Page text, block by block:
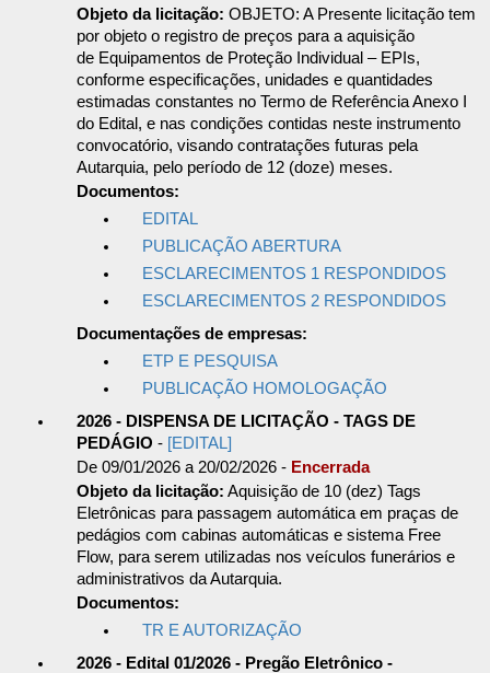
Objeto da licitação: OBJETO: A Presente licitação tem
por objeto o registro de preços para a aquisição
de Equipamentos de Proteção Individual – EPIs,
conforme especificações, unidades e quantidades
estimadas constantes no Termo de Referência Anexo I
do Edital, e nas condições contidas neste instrumento
convocatório, visando contratações futuras pela
Autarquia, pelo período de 12 (doze) meses.
Documentos:
EDITAL
PUBLICAÇÃO ABERTURA
ESCLARECIMENTOS 1 RESPONDIDOS
ESCLARECIMENTOS 2 RESPONDIDOS
Documentações de empresas:
ETP E PESQUISA
PUBLICAÇÃO HOMOLOGAÇÃO
2026 - DISPENSA DE LICITAÇÃO - TAGS DE
PEDÁGIO - [EDITAL]
De 09/01/2026 a 20/02/2026 - Encerrada
Objeto da licitação: Aquisição de 10 (dez) Tags
Eletrônicas para passagem automática em praças de
pedágios com cabinas automáticas e sistema Free
Flow, para serem utilizadas nos veículos funerários e
administrativos da Autarquia.
Documentos:
TR E AUTORIZAÇÃO
2026 - Edital 01/2026 - Pregão Eletrônico -